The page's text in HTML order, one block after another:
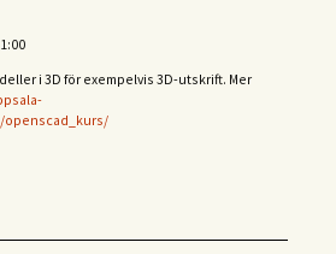
i 3D för exempelvis 3D-utskrift. Mer
openscad_kurs/